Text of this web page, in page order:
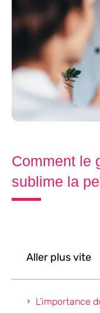
Comment le
sublime la
Aller plus vite
L’importance